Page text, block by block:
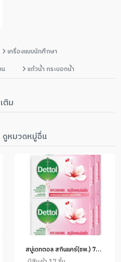
เครื่องแบบนักศึกษา
น แก้วน้ำ กระบอกน้ำ
ติม
ดูหมวดหมู่อื่น
สบู่เดทตอล สกินแคร์(ชพ.) 70g.แพ็ค 4ก้อน (1x24)